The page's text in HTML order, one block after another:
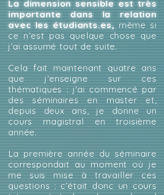
La dimension sensible est très
importante dans la relation
avec les étudiants.es,même si
ce n’est pas quelque chose que
j’ai assumé tout de suite.
Cela fait maintenant quatre ans
que j’enseigne sur ces
thématiques : j'ai commencé par
des séminaires en master et,
depuis deux ans, je donne un
cours magistral en troisième
année.
La première année du séminaire
correspondait au moment où je
me suis mise à travailler ces
questions : c’était donc un cours